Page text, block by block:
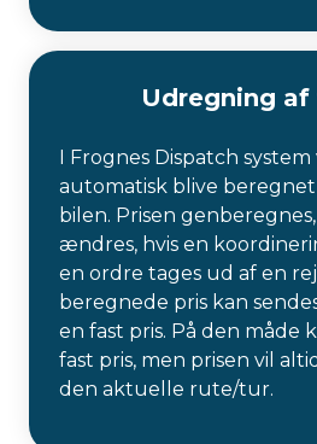
Udregning af
I Frognes Dispatch
automatisk blive beregnet
bilen. Prisen
ændres, hvis en
en ordre tages ud af en
beregnede pris kan
en fast pris. På den måde
fast pris, men prisen vil
den aktuelle rute/tur.